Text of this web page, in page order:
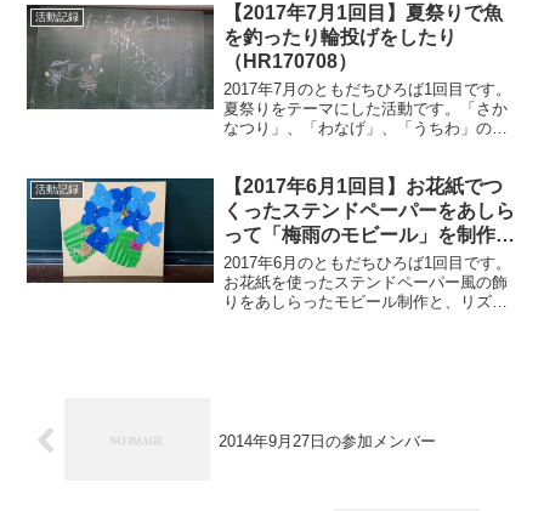
活動記録
【2017年7月1回目】夏祭りで魚
を釣ったり輪投げをしたり
（HR170708）
2017年7月のともだちひろば1回目です。
夏祭りをテーマにした活動です。「さか
なつり」、「わなげ」、「うちわ」のお
活動記録
【2017年6月1回目】お花紙でつ
くったステンドペーパーをあしら
って「梅雨のモビール」を制作
（HR170610）
2017年6月のともだちひろば1回目です。
お花紙を使ったステンドペーパー風の飾
りをあしらったモビール制作と、リズム
2014年9月27日の参加メンバー